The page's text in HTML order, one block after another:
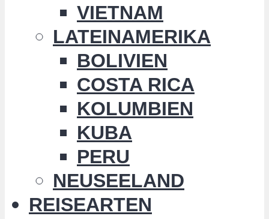
VIETNAM
LATEINAMERIKA
BOLIVIEN
COSTA RICA
KOLUMBIEN
KUBA
PERU
NEUSEELAND
REISEARTEN